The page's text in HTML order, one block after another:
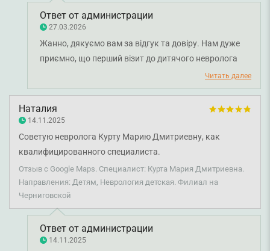
Ответ от администрации
27.03.2026
Жанно, дякуємо вам за відгук та довіру. Нам дуже
приємно, що перший візит до дитячого невролога
Марії Курти був для вас змістовним і корисним, а
також допоміг отримати відповіді на важливі
Читать далее
Наталия
14.11.2025
Советую невролога Курту Марию Дмитриевну, как
квалифицированного специалиста.
Отзыв с Google Maps. Специалист: Курта Мария Дмитриевна.
Направления: Детям, Неврология детская. Филиал на
Черниговской
Ответ от администрации
14.11.2025